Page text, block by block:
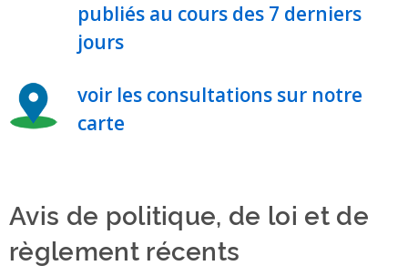
publiés au cours des 7 derniers
jours
voir les consultations sur notre
carte
Avis de politique, de loi et de
règlement récents